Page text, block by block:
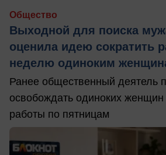
Общество
Выходной для поиска
оценила идею сократить
неделю одиноким
Ранее общественный деятель
освобождать одиноких женщин
работы по пятницам